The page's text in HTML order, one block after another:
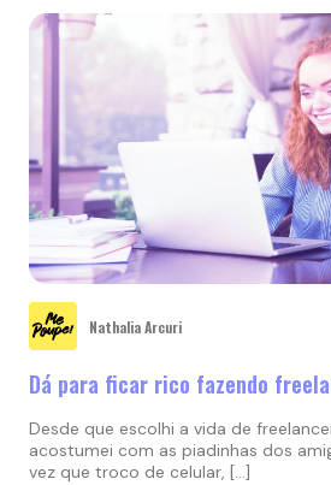
Nathalia Arcuri
Dá para ficar rico fazendo
Desde que escolhi a vida de
acostumei com as piadinhas dos
vez que troco de celular, […]